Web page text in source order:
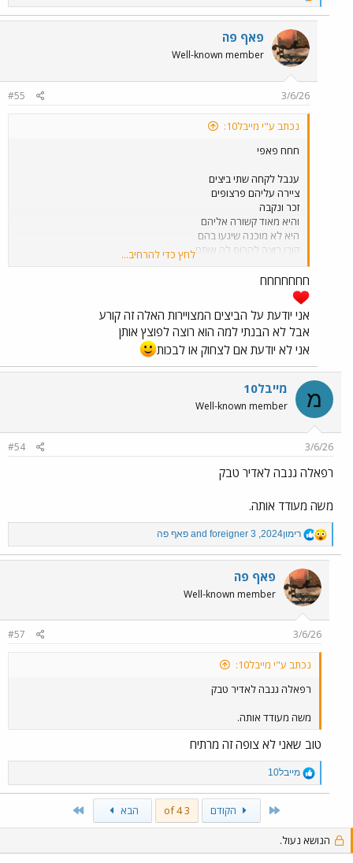
e
a
c
t
i
o
n
s
פאף פה
Well-known member
3/6/26
#55
נכתב ע"י מייבל10:
חחח פאפי
ענבל לקחה שתי ביצים
ציירה עליהם פרצופים
זכר ונקבה
והיא מאוד קשורה אליהם
היא לא מוכנה שיגעו בהם
קורן רוצה להרוס לה אותם.
חחחחח אני לא מאמינה שאני מסבירה
את הדבר הזה.
לחץ כדי להרחיב...
חחחחחחח
אני יודעת על הביצים המצויירות האלה זה קורע
אבל לא הבנתי למה הוא רוצה לפוצץ אותן
אני לא יודעת אם לצחוק או לבכות
מ מייבל10
Well-known member
3/6/26
#54
רפאלה גנבה לאדיר טבק
משה מעודד אותה.
R
e
a
c
t
i
o
s
רימון2024 foreigner 3 פאף פה
פאף פה
Well-known member
3/6/26
#57
נכתב ע"י מייבל10:
רפאלה גנבה לאדיר טבק
משה מעודד אותה.
טוב שאני לא צופה זה מרתיח
R
e
a
o
מייבל10
First הקודם 3 of 4 הבא
הנושא נעול.